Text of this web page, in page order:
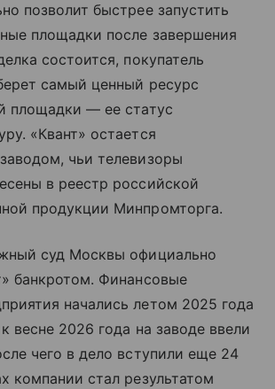
позволит быстрее запустить
площадки после завершения
состоится, покупатель
самый ценный ресурс
площадки — ее статус
«Квант» остается
чьи телевизоры
в реестр российской
продукции Минпромторга.
суд Москвы официально
банкротом. Финансовые
начались летом 2025 года
весне 2026 года на заводе ввели
чего в дело вступили еще 24
компании стал результатом